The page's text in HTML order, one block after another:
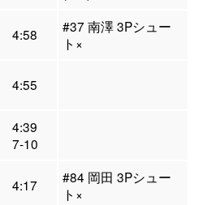
4:58
#37 南澤 3Pシュー
ト×
4:55
4:39
7-10
4:17
#84 岡田 3Pシュー
ト×